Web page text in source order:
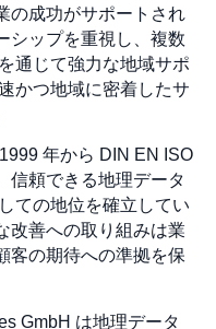
の成功がサポートされ
シップを重視し、複数
通じて強力な地域サポ
かつ地域に密着したサ
年から DIN EN ISO
信頼できる地理データ
ての地位を確立してい
改善への取り組みは業
客の期待への準拠を保
GmbH は地理データ